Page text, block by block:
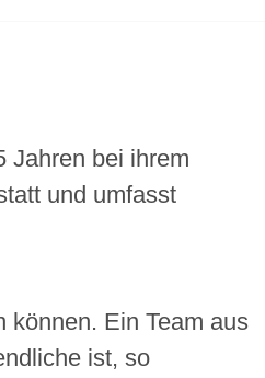
Jahren bei ihrem
und umfasst
können. Ein Team aus
ist, so